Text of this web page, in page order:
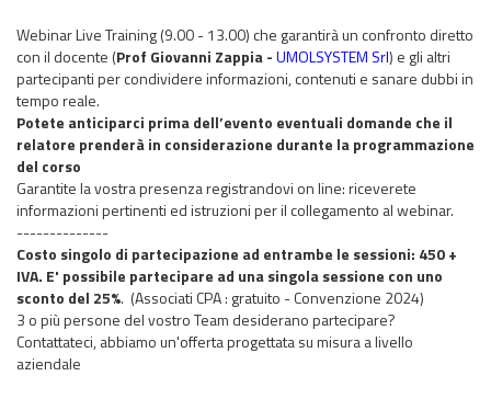
Webinar Live Training (9.00 - 13.00) che garantirà un confronto diretto
con il docente (Prof Giovanni Zappia -UMOLSYSTEM Srl) e gli altri
partecipanti per condividere informazioni, contenuti e sanare dubbi in
tempo reale.
Potete anticiparci prima dell’evento eventuali domande che il
relatore prenderà in considerazione durante la programmazione
del corso
Garantite la vostra presenza registrandovi on line: riceverete
informazioni pertinenti ed istruzioni per il collegamento al webinar.
--------------
Costo singolo di partecipazione ad entrambe le sessioni: 450 +
IVA. E' possibile partecipare ad una singola sessione con uno
sconto del 25%. (Associati CPA : gratuito - Convenzione 2024)
3 o più persone del vostro Team desiderano partecipare?
Contattateci, abbiamo un'offerta progettata su misura a livello
aziendale